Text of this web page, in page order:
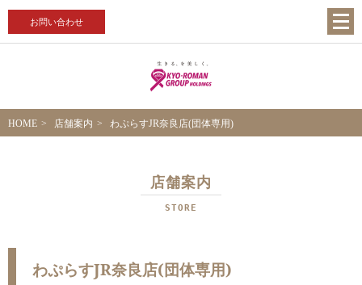
お問い合わせ
HOME 店舗案内 わぷらすJR奈良店(団体専用)
店舗案内
STORE
わぷらすJR奈良店(団体専用)